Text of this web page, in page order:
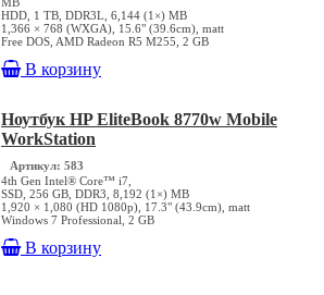
HDD, 1 TB, DDR3L, 6,144 (1×) MB
1,366 × 768 (WXGA), 15.6" (39.6cm), matt
Free DOS, AMD Radeon R5 M255, 2 GB
В корзину
Ноутбук HP EliteBook 8770w Mobile
WorkStation
Артикул: 583
4th Gen Intel® Core™ i7,
SSD, 256 GB, DDR3, 8,192 (1×) MB
1,920 × 1,080 (HD 1080p), 17.3" (43.9cm), matt
Windows 7 Professional, 2 GB
В корзину